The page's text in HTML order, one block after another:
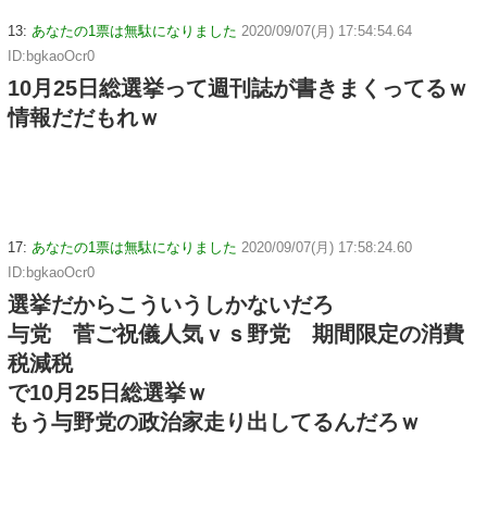
13: あなたの1票は無駄になりました 2020/09/07(月) 17:54:54.64
ID:bgkaoOcr0
10月25日総選挙って週刊誌が書きまくってるｗ
情報だだもれｗ
17: あなたの1票は無駄になりました 2020/09/07(月) 17:58:24.60
ID:bgkaoOcr0
選挙だからこういうしかないだろ
与党 菅ご祝儀人気ｖｓ野党 期間限定の消費
税減税
で10月25日総選挙ｗ
もう与野党の政治家走り出してるんだろｗ